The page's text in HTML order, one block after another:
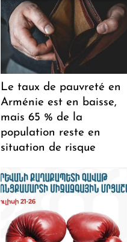
Le taux de pauvreté en
Arménie est en baisse,
mais 65 % de la
population reste en
situation de risque